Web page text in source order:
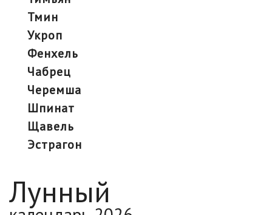
тмин
укроп
фенхель
чабрец
черемша
шпинат
щавель
эстрагон
Лунный